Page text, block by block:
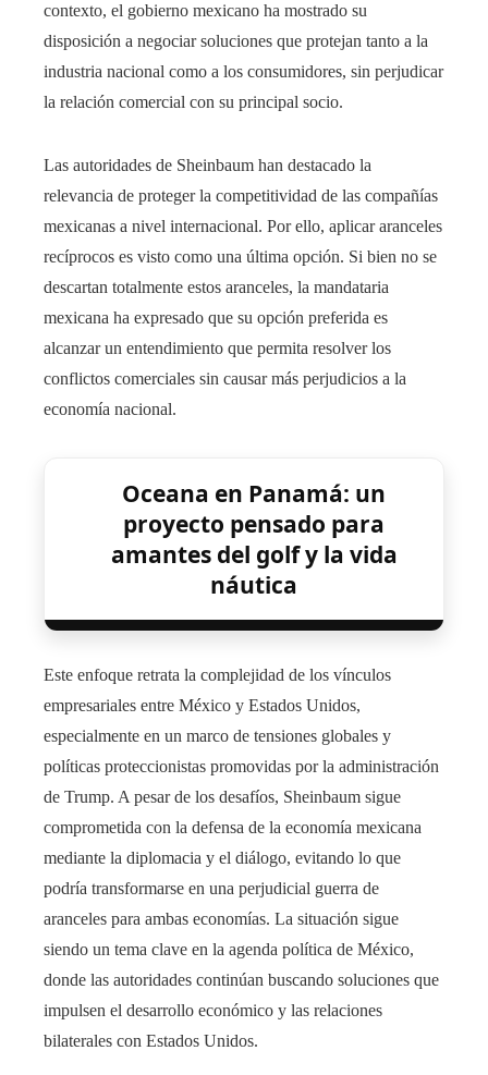
contexto, el gobierno mexicano ha mostrado su
disposición a negociar soluciones que protejan tanto a la
industria nacional como a los consumidores, sin perjudicar
la relación comercial con su principal socio.
Las autoridades de Sheinbaum han destacado la
relevancia de proteger la competitividad de las compañías
mexicanas a nivel internacional. Por ello, aplicar aranceles
recíprocos es visto como una última opción. Si bien no se
descartan totalmente estos aranceles, la mandataria
mexicana ha expresado que su opción preferida es
alcanzar un entendimiento que permita resolver los
conflictos comerciales sin causar más perjudicios a la
economía nacional.
Oceana en Panamá: un
proyecto pensado para
amantes del golf y la vida
náutica
Este enfoque retrata la complejidad de los vínculos
empresariales entre México y Estados Unidos,
especialmente en un marco de tensiones globales y
políticas proteccionistas promovidas por la administración
de Trump. A pesar de los desafíos, Sheinbaum sigue
comprometida con la defensa de la economía mexicana
mediante la diplomacia y el diálogo, evitando lo que
podría transformarse en una perjudicial guerra de
aranceles para ambas economías. La situación sigue
siendo un tema clave en la agenda política de México,
donde las autoridades continúan buscando soluciones que
impulsen el desarrollo económico y las relaciones
bilaterales con Estados Unidos.